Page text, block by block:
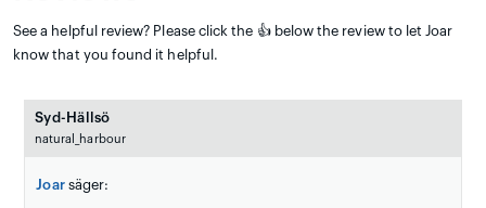
See a helpful review? Please click the 👍 below the review to let Joar
know that you found it helpful.
Syd-Hällsö
natural_harbour
Joar säger: